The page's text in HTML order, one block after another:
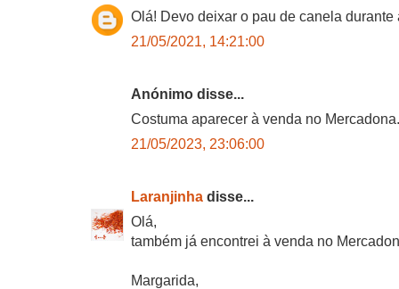
Olá! Devo deixar o pau de canela
21/05/2021, 14:21:00
Anónimo disse...
Costuma aparecer à venda no Mercadona.
21/05/2023, 23:06:00
Laranjinha disse...
Olá,
também já encontrei à venda no
Margarida,